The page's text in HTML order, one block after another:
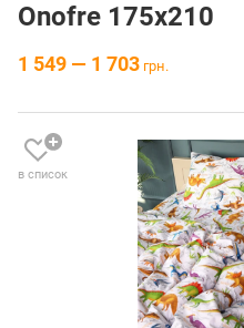
Onofre 175х210
1 549 — 1 703 грн.
в список